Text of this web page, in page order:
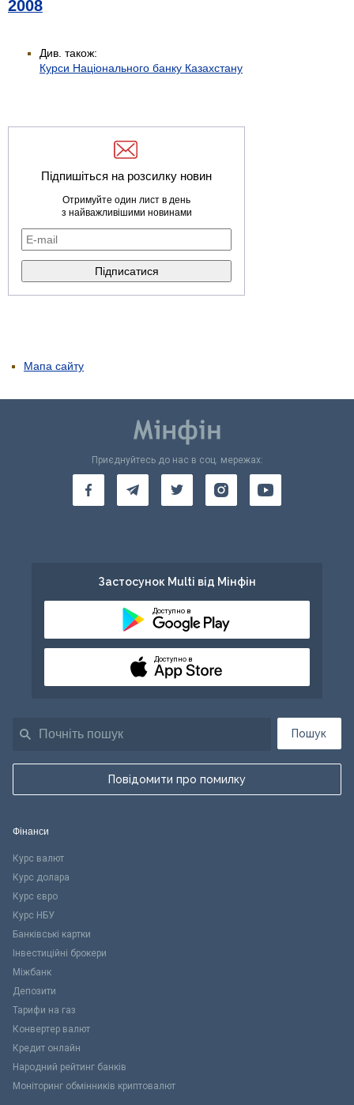
2008
Див. також:
Курси Національного банку Казахстану
Підпишіться на розсилку новин
Отримуйте один лист в день
з найважливішими новинами
Мапа сайту
Пошук
Повідомити про помилку
Приєднуйтесь до нас в соц. мережах:
Застосунок Multi від Мінфін
Доступно в
Доступно в
Фінанси
Курс валют
Курс долара
Курс євро
Курс НБУ
Банківські картки
Інвестиційні брокери
Міжбанк
Депозити
Тарифи на газ
Конвертер валют
Кредит онлайн
Народний рейтинг банків
Моніторинг обмінників криптовалют